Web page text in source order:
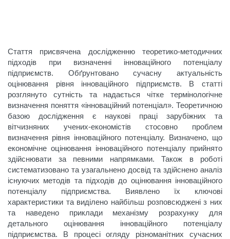
Стаття присвячена дослідженню теоретико-методичних
підходів при визначенні інноваційного потенціалу
підприємств. Обґрунтовано сучасну актуальність
оцінювання рівня інноваційного підприємств. В статті
розглянуто сутність та надається чітке термінологічне
визначення поняття «інноваційний потенціал». Теоретичною
базою дослідження є наукові праці зарубіжних та
вітчизняних учених-економістів стосовно проблем
визначення рівня інноваційного потенціалу. Визначено, що
економічне оцінювання інноваційного потенціалу прийнято
здійснювати за певними напрямками. Також в роботі
систематизовано та узагальнено досвід та здійснено аналіз
існуючих методів та підходів до оцінювання інноваційного
потенціалу підприємства. Виявлено їх ключові
характеристики та виділено найбільш розповсюджені з них
та наведено приклади механізму розрахунку для
детального оцінювання інноваційного потенціалу
підприємства. В процесі огляду різноманітних сучасних